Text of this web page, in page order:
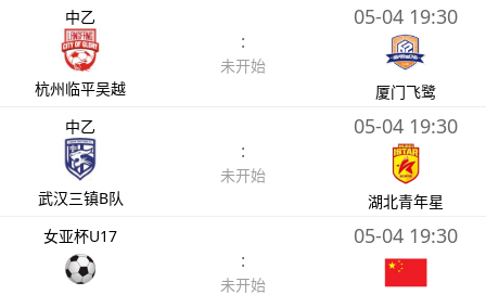
中乙
杭州临平吴越
:
未开始
05-04 19:30
厦门飞鹭
中乙
武汉三镇B队
:
未开始
05-04 19:30
湖北青年星
女亚杯U17
:
未开始
05-04 19:30